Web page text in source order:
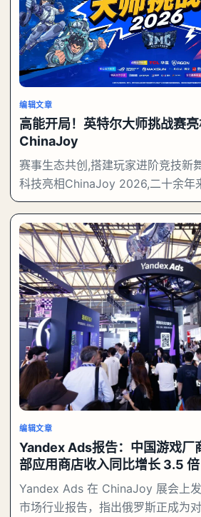
编辑文章
高能开局！英特尔大师挑战赛
ChinaJoy
赛事生态共创,搭建玩家进阶竞技新舞台 英特尔携
科技亮相ChinaJoy 2026,二十余年
支持电竞产业发展,通过技术平台、
携手,为职业选手和大众玩家提供展
编辑文章
Yandex Ads报告：中国游戏厂
部应用商店收入同比增长 3.5 倍
Yandex Ads 在 ChinaJoy 展会上
市场行业报告，指出俄罗斯正成为